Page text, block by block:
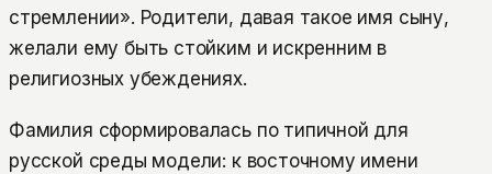
стремлении». Родители, давая такое имя сыну,
желали ему быть стойким и искренним в
религиозных убеждениях.
Фамилия сформировалась по типичной для
русской среды модели: к восточному имени